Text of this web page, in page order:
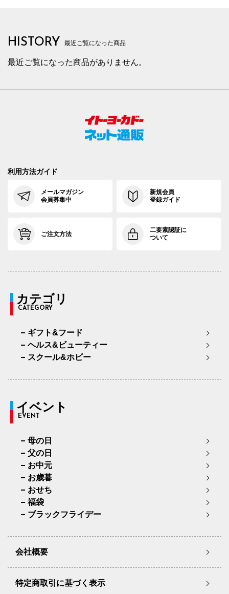
HISTORY 最近ご覧になった商品
最近ご覧になった商品がありません。
利用方法ガイド
メールマガジン
会員募集中
新規会員
登録ガイド
ご注文方法
二要素認証に
ついて
カテゴリ
CATEGORY
ギフト&フード
ヘルス&ビューティー
スクール&ホビー
イベント
EVENT
母の日
父の日
お中元
お歳暮
おせち
福袋
ブラックフライデー
会社概要
特定商取引に基づく表示